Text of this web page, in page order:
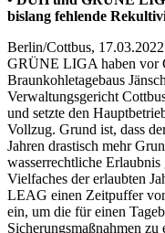
bislang fehlende
Berlin/Cottbus,
GRÜNE LIGA haben vor
Braunkohletagebaus
Verwaltungsgericht
und setzte den
Vollzug. Grund ist, dass
Jahren drastisch mehr
wasserrechtliche
Vielfaches der erlaubten
LEAG einen Zeitpuffer
ein, um die für einen
Sicherungsmaßnahmen